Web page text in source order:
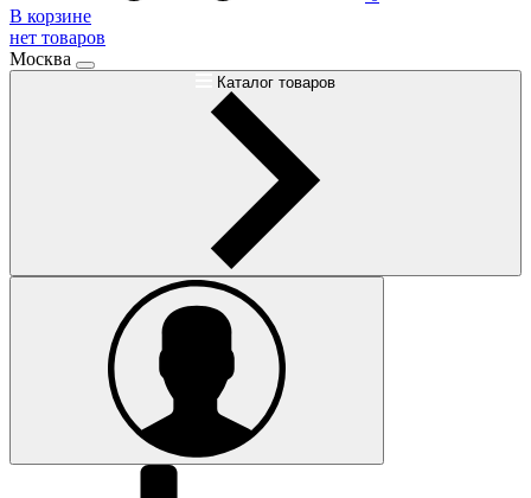
В корзине
нет товаров
Москва
Каталог товаров